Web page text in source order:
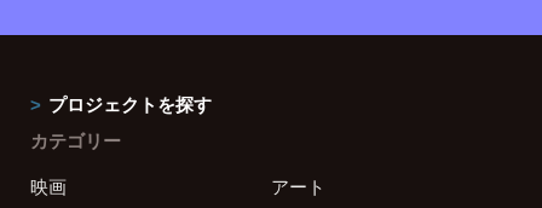
プロジェクトを探す
カテゴリー
映画
アート